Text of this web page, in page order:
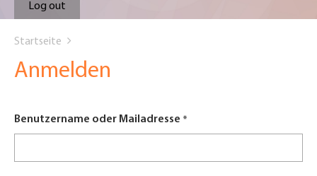
Log out
are
here
Startseite
Anmelden
Benutzername oder Mailadresse